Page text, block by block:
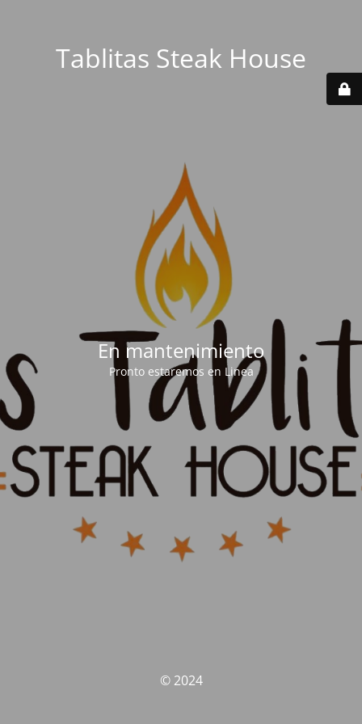
Tablitas Steak House
En mantenimiento
Pronto estaremos en Linea
© 2024